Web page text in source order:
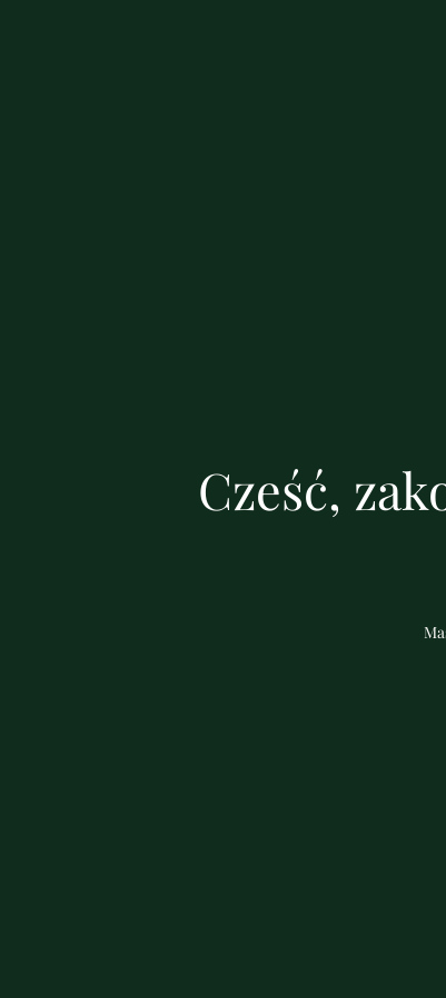
Cześć,